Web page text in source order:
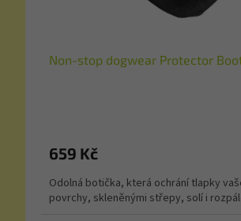
Non-stop dogwear Protector
659 Kč
Odolná botička, která ochrání tlapky
povrchy, skleněnými střepy, solí i